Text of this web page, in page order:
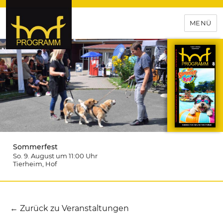
hof-programm – das
Veranstaltungsportal für
Hochfranken
MENÜ
Sommerfest
So. 9. August um 11:00 Uhr
Tierheim , Hof
← Zurück zu Veranstaltungen